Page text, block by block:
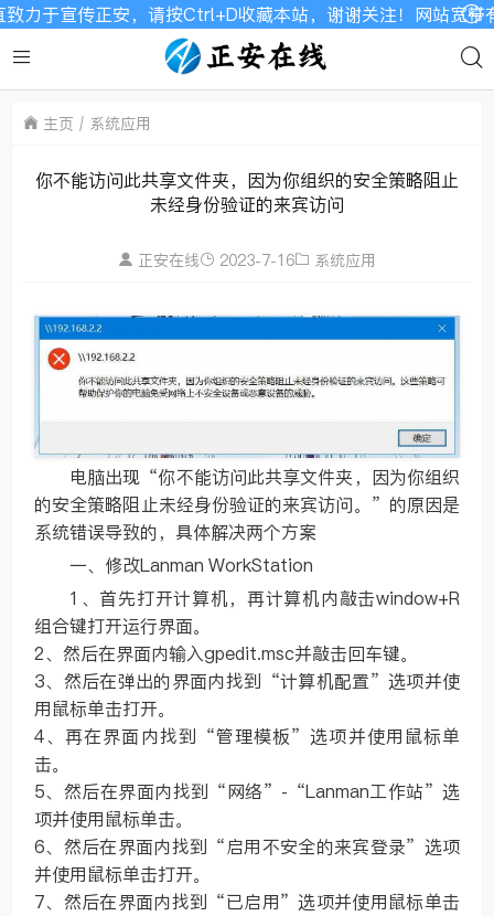
于宣传正安，请按Ctrl+D收藏本站，谢谢关注！网站宽带有
主页 系统应用
你不能访问此共享文件夹，因为你组织的安全策略阻止
未经身份验证的来宾访问
正安在线 2023-7-16 系统应用
电脑出现“你不能访问此共享文件夹，因为你组织
的安全策略阻止未经身份验证的来宾访问。”的原因是
系统错误导致的，具体解决两个方案
一、修改Lanman WorkStation
1、首先打开计算机，再计算机内敲击window+R
组合键打开运行界面。
2、然后在界面内输入gpedit.msc并敲击回车键。
3、然后在弹出的界面内找到“计算机配置”选项并使
用鼠标单击打开。
4、再在界面内找到“管理模板”选项并使用鼠标单
击。
5、然后在界面内找到“网络”-“Lanman工作站”选
项并使用鼠标单击。
6、然后在界面内找到“启用不安全的来宾登录”选项
并使用鼠标单击打开。
7、然后在界面内找到“已启用”选项并使用鼠标单击